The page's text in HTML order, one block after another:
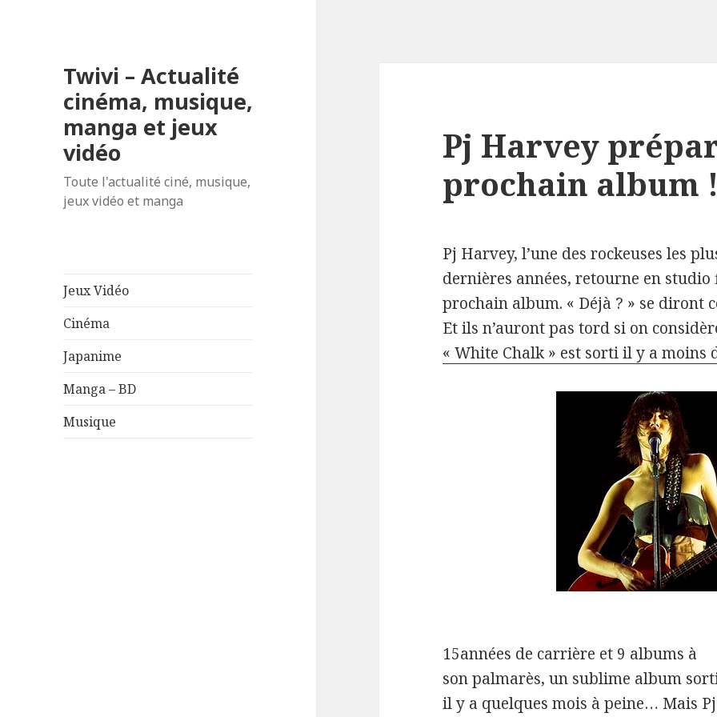
Twivi – Actualité
cinéma, musique,
manga et jeux
vidéo
Toute l'actualité ciné, musique,
jeux vidéo et manga
Jeux Vidéo
Cinéma
Japanime
Manga – BD
Musique
Pj Harvey
prochain album
Pj Harvey, l’une des rockeuses les
dernières années, retourne en
prochain album. « Déjà ? » se diront
Et ils n’auront pas tord si on
« White Chalk » est sorti il y a moins
15années de carrière et 9 albums à
son palmarès, un sublime album
il y a quelques mois à peine… Mais Pj